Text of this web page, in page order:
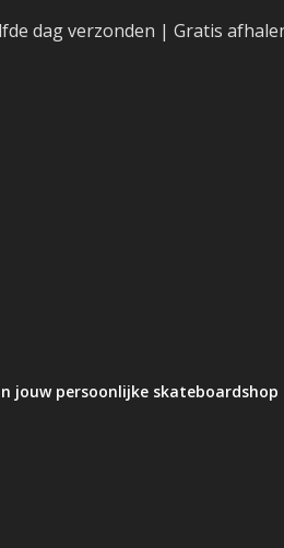
dag verzonden | Gratis
jouw persoonlijke skateboardshop